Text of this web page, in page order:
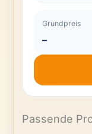
Grundpreis
–
Passende